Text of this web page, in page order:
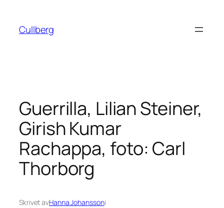
innehåll
Cullberg
Guerrilla, Lilian Steiner,
Girish Kumar
Rachappa, foto: Carl
Thorborg
Skrivet avHanna Johanssoni